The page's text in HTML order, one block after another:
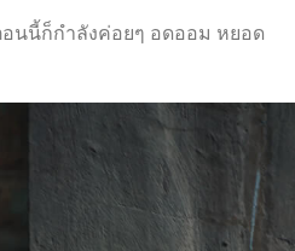
อนนี้ก็กำลังค่อยๆ อดออม หยอด